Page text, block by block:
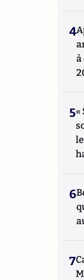
4
à
5«
6
7